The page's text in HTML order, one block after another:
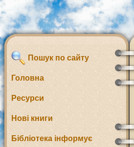
Пошук по сайту
Головна
Ресурси
Нові книги
Бібліотека інформує